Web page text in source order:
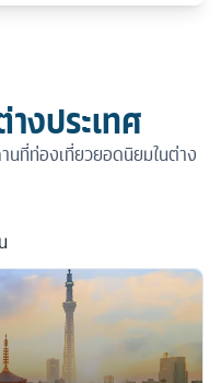
งประเทศ
ที่ท่องเที่ยวยอดนิยมในต่าง